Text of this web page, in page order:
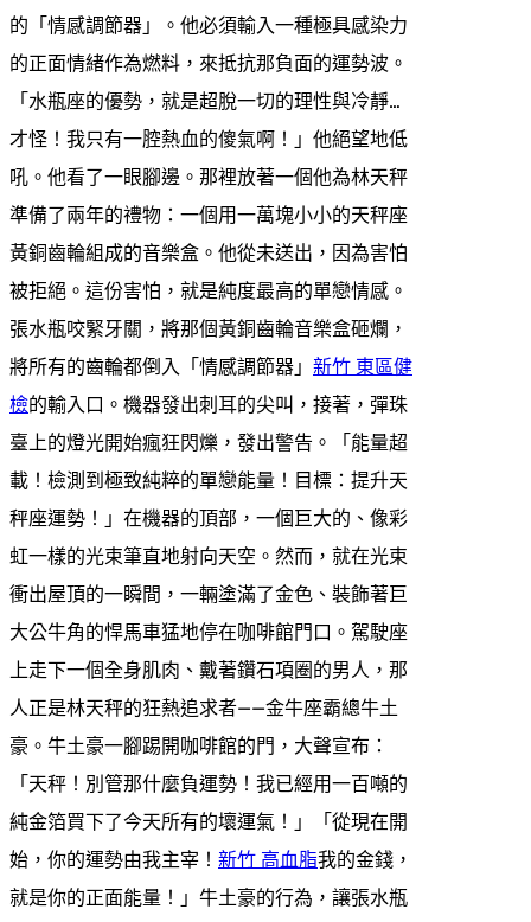
的「情感調節器」。他必須輸入一種極具感染力
的正面情緒作為燃料，來抵抗那負面的運勢波。
「水瓶座的優勢，就是超脫一切的理性與冷靜…
才怪！我只有一腔熱血的傻氣啊！」他絕望地低
吼。他看了一眼腳邊。那裡放著一個他為林天秤
準備了兩年的禮物：一個用一萬塊小小的天秤座
黃銅齒輪組成的音樂盒。他從未送出，因為害怕
被拒絕。這份害怕，就是純度最高的單戀情感。
張水瓶咬緊牙關，將那個黃銅齒輪音樂盒砸爛，
將所有的齒輪都倒入「情感調節器」 新竹 東區健
檢的輸入口。機器發出刺耳的尖叫，接著，彈珠
臺上的燈光開始瘋狂閃爍，發出警告。「能量超
載！檢測到極致純粹的單戀能量！目標：提升天
秤座運勢！」在機器的頂部，一個巨大的、像彩
虹一樣的光束筆直地射向天空。然而，就在光束
衝出屋頂的一瞬間，一輛塗滿了金色、裝飾著巨
大公牛角的悍馬車猛地停在咖啡館門口。駕駛座
上走下一個全身肌肉、戴著鑽石項圈的男人，那
人正是林天秤的狂熱追求者——金牛座霸總牛土
豪。牛土豪一腳踢開咖啡館的門，大聲宣布：
「天秤！別管那什麼負運勢！我已經用一百噸的
純金箔買下了今天所有的壞運氣！」「從現在開
始，你的運勢由我主宰！ 新竹 高血脂我的金錢，
就是你的正面能量！」牛土豪的行為，讓張水瓶